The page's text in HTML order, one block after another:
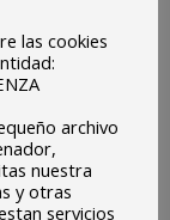
las cookies
archivo
nuestra
y otras
servicios